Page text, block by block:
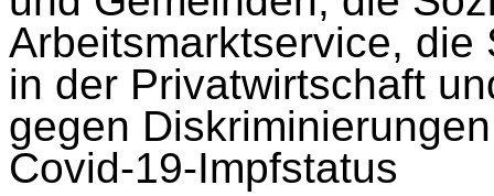
Arbeitsmarktservice, die
in der Privatwirtschaft
gegen
Covid-19-Impfstatus